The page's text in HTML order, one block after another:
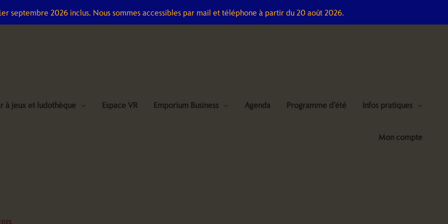
septembre 2026 inclus. Nous sommes accessibles par mail et téléphone à partir du 20 août 2026.
à jeux et ludothèque Espace VR Emporium Business Agenda Programme d’été Infos pratiques
Mon compte